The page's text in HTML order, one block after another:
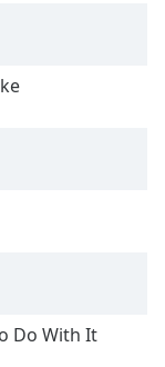
Do With It